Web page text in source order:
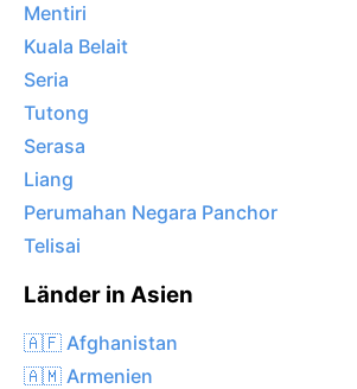
Mentiri
Kuala Belait
Seria
Tutong
Serasa
Liang
Perumahan Negara Panchor
Telisai
Länder in Asien
🇦🇫 Afghanistan
🇦🇲 Armenien